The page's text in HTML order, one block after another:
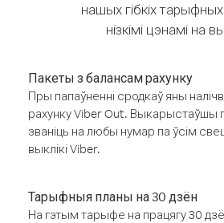
нашых гібкіх
нізкімі цэнамі на
Пакеты з балансам рахунку
Пры папаўненні сродкаў яны
рахунку Viber Out. Выкарыстаўшы
званіць на любы нумар па ўсім
выклікі Viber.
Тарыфныя планы на 30 дзён
На гэтым тарыфе на працягу 30